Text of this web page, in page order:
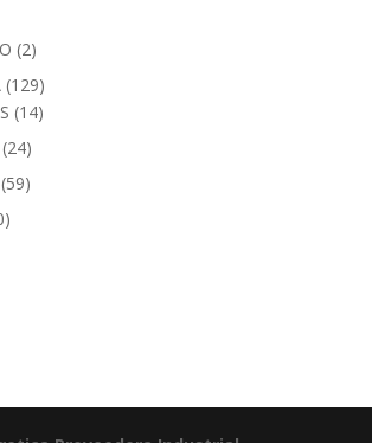
(2)
(129)
(14)
(24)
(59)